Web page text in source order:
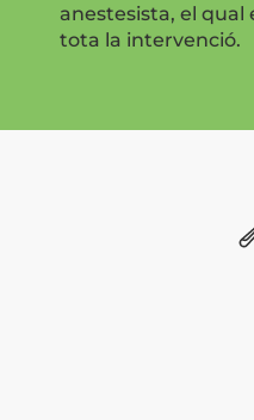
anestesista, el
tota la intervenció.